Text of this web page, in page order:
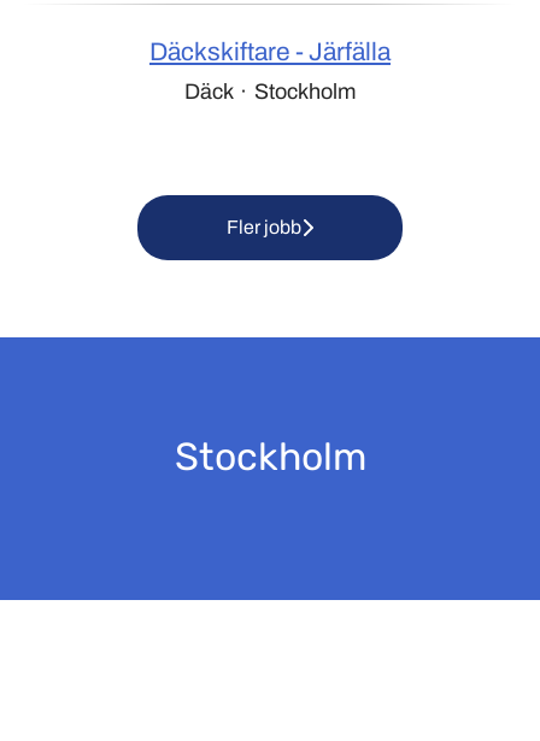
Däckskiftare - Järfälla
Däck · Stockholm
Fler jobb
Stockholm